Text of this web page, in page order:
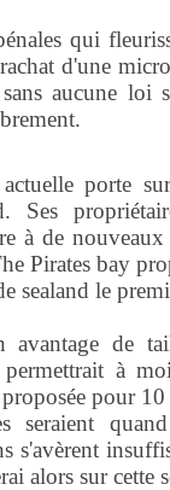
qui
d'une
aucune loi
porte
à de
Pirates bay
sealand le
avantage de
à
pour
seraient
s'avèrent
alors sur cette